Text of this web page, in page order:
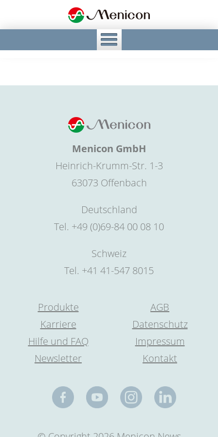
Menicon GmbH
Heinrich-Krumm-Str. 1-3
63073 Offenbach
Deutschland
Tel. +49 (0)69-84 00 08 10
Schweiz
Tel. +41 41-547 8015
Produkte
Karriere
Hilfe und FAQ
Newsletter
AGB
Datenschutz
Impressum
Kontakt